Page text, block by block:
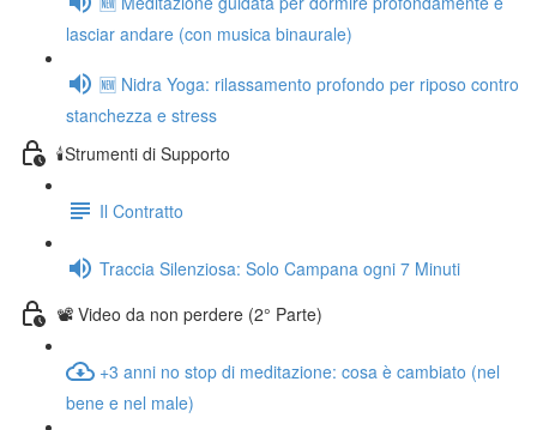
lasciar andare (con musica binaurale)
🆕 Nidra Yoga: rilassamento profondo per riposo contro
stanchezza e stress
🕯️Strumenti di Supporto
Il Contratto
Traccia Silenziosa: Solo Campana ogni 7 Minuti
📽️ Video da non perdere (2° Parte)
+3 anni no stop di meditazione: cosa è cambiato (nel
bene e nel male)